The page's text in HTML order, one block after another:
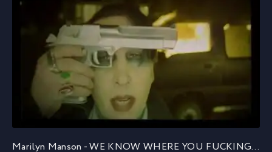
Marilyn Manson - WE KNOW WHERE YOU FUCKING LIVE